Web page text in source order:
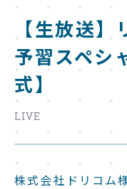
【生放送
予習スペシ
式】
LIVE
株式会社ドリコム